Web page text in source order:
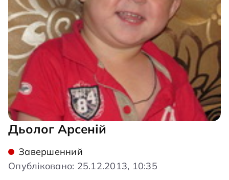
Дьолог Арсеній
Завершенний
Опубліковано: 25.12.2013, 10:35